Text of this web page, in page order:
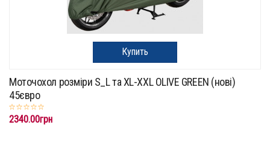
Купить
Моточохол розміри S_L та XL-XXL OLIVE GREEN (нові)
45євро
2340.00грн